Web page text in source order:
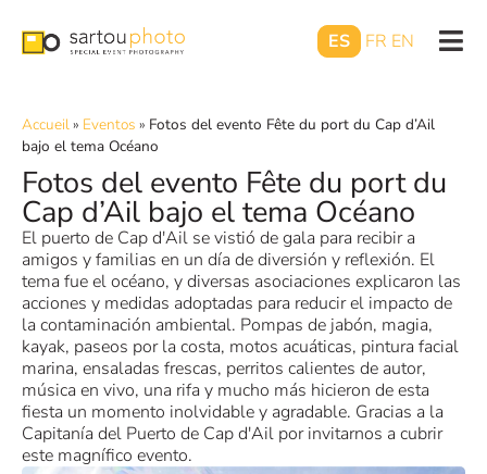
ES FR EN
Accueil» Eventos » Fotos del evento Fête du port du Cap d’Ail
bajo el tema Océano
Fotos del evento Fête du port du
Cap d’Ail bajo el tema Océano
El puerto de Cap d'Ail se vistió de gala para recibir a
amigos y familias en un día de diversión y reflexión. El
tema fue el océano, y diversas asociaciones explicaron las
acciones y medidas adoptadas para reducir el impacto de
la contaminación ambiental. Pompas de jabón, magia,
kayak, paseos por la costa, motos acuáticas, pintura facial
marina, ensaladas frescas, perritos calientes de autor,
música en vivo, una rifa y mucho más hicieron de esta
fiesta un momento inolvidable y agradable. Gracias a la
Capitanía del Puerto de Cap d'Ail por invitarnos a cubrir
este magnífico evento.